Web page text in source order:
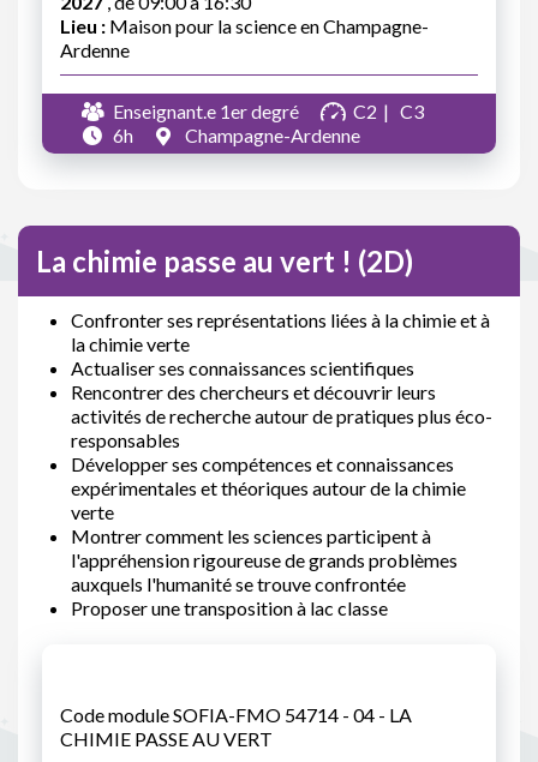
Lieu : Maison pour la science en Champagne-
Ardenne
Enseignant.e 1er degré C2
C3
6h
Champagne-Ardenne
La chimie passe au vert ! (2D)
Confronter ses représentations liées à la chimie et à
la chimie verte
Actualiser ses connaissances scientifiques
Rencontrer des chercheurs et découvrir leurs
activités de recherche autour de pratiques plus éco-
responsables
Développer ses compétences et connaissances
expérimentales et théoriques autour de la chimie
verte
Montrer comment les sciences participent à
l'appréhension rigoureuse de grands problèmes
auxquels l'humanité se trouve confrontée
Proposer une transposition à lac classe
Code module SOFIA-FMO 54714 - 04 - LA
CHIMIE PASSE AU VERT